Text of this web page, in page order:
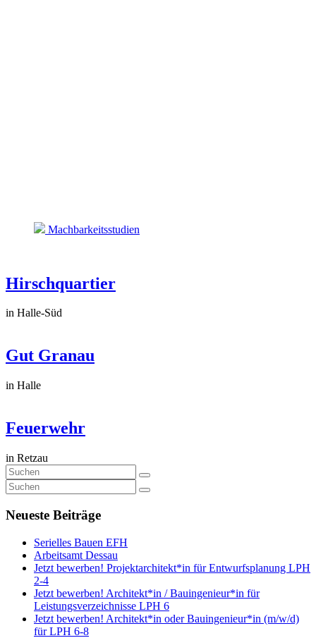
Machbarkeitsstudien
Hirschquartier
in Halle-Süd
Gut Granau
in Halle
Feuerwehr
in Retzau
Neueste Beiträge
Serielles Bauen EFH
Arbeitsamt Dessau
Jetzt bewerben! Projektarchitekt*in für Entwurfsplanung LPH
2-4
Jetzt bewerben! Architekt*in / Bauingenieur*in für
Leistungsverzeichnisse LPH 6
Jetzt bewerben! Architekt*in oder Bauingenieur*in (m/w/d)
für LPH 6-8